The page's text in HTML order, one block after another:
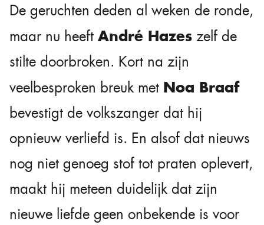
De geruchten deden al weken de ronde,
maar nu heeft André Hazes zelf de
stilte doorbroken. Kort na zijn
veelbesproken breuk met Noa Braaf
bevestigt de volkszanger dat hij
opnieuw verliefd is. En alsof dat nieuws
nog niet genoeg stof tot praten oplevert,
maakt hij meteen duidelijk dat zijn
nieuwe liefde geen onbekende is voor